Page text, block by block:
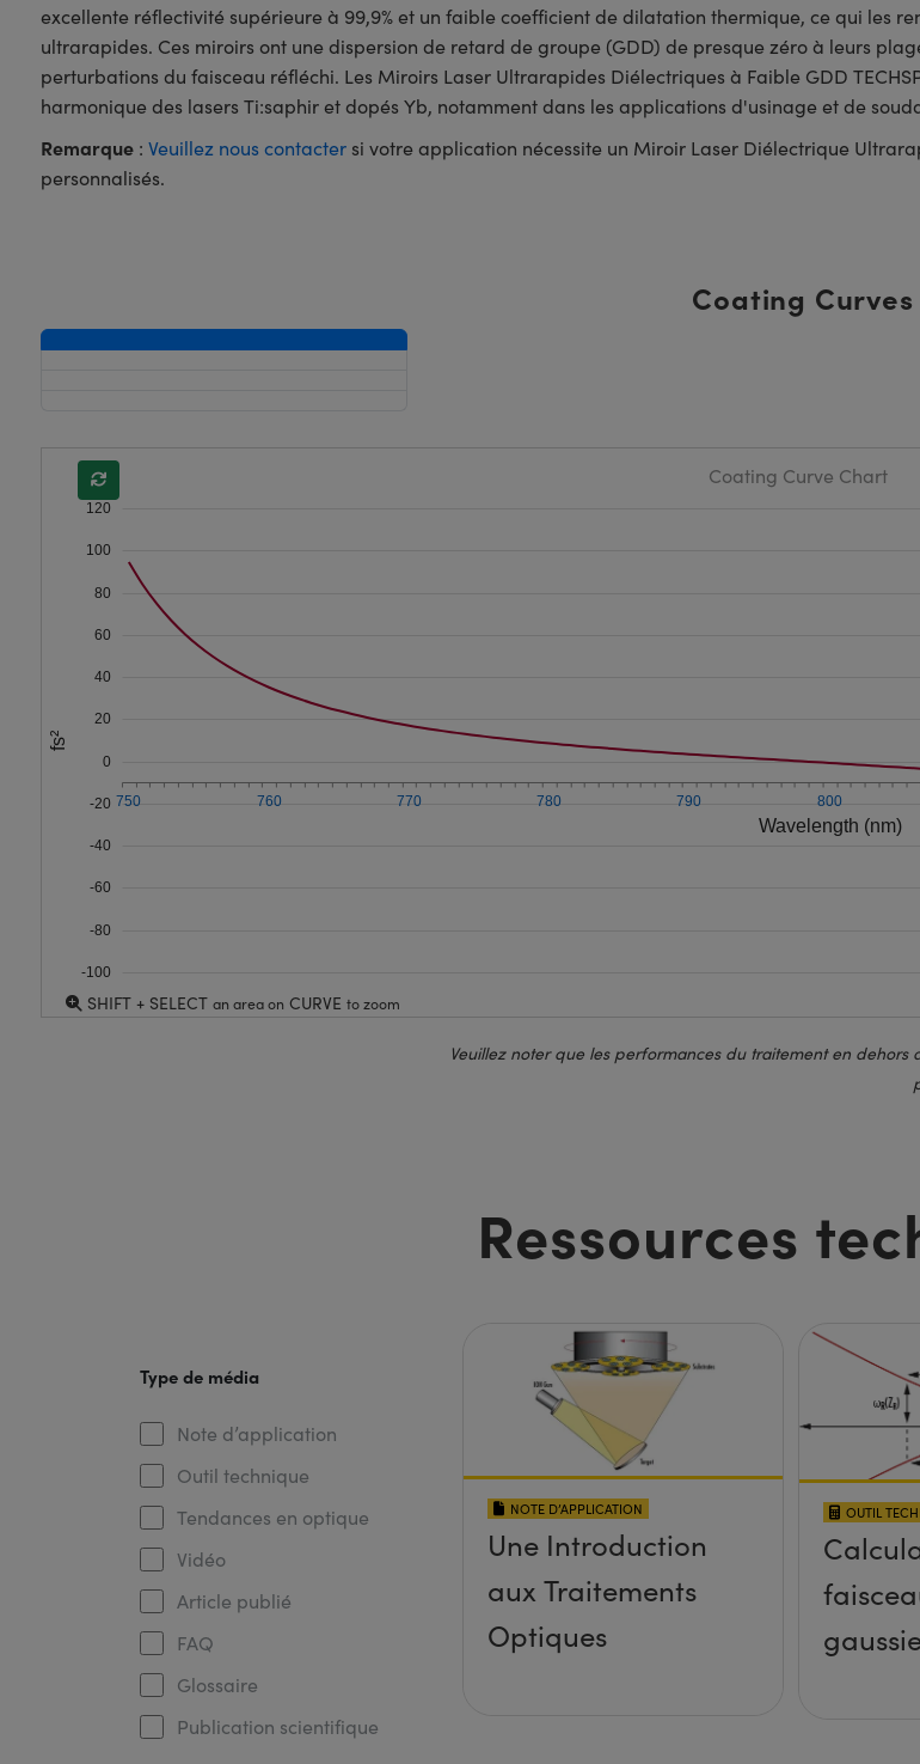
excellente réflectivité supérieure à 99,9% et un faible coefficient de dilatation thermique, ce qui les
ultrarapides. Ces miroirs ont une dispersion de retard de groupe (GDD) de presque zéro à leurs
perturbations du faisceau réfléchi. Les Miroirs Laser Ultrarapides Diélectriques à Faible GDD
harmonique des lasers Ti:saphir et dopés Yb, notamment dans les applications d'usinage et de
Remarque: Veuillez nous contactersi votre application nécessite un Miroir Laser Diélectrique
personnalisés.
Coating Curves
Wavelength (nm)
750 760 770 780 790 800
-100
-80
-60
-40
-20
0
20
40
60
80
100
120
fs²
Coating Curve Chart
SHIFT + SELECT an area on CURVE to zoom
Veuillez noter que les performances du traitement en
Ressources
Type de média
Note d’application
Outil technique
Tendances en optique
Vidéo
Article publié
FAQ
Glossaire
Publication scientifique
NOTE D’APPLICATION
Une Introduction
aux Traitements
Optiques
OUTIL